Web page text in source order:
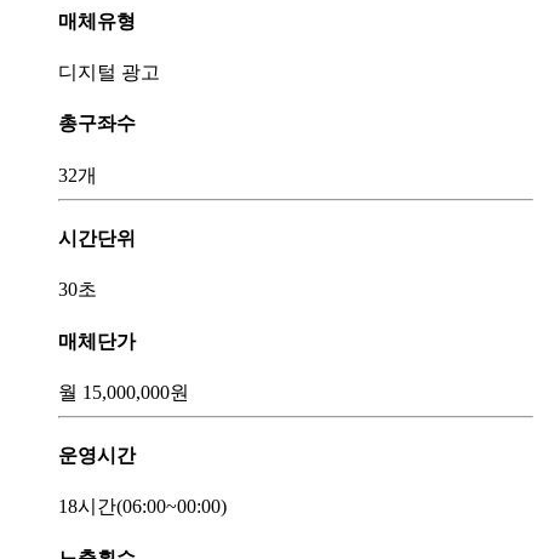
매체유형
디지털 광고
총구좌수
32개
시간단위
30초
매체단가
월 15,000,000원
운영시간
18시간(06:00~00:00)